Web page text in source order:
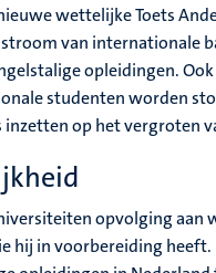
wettelijke Toets
van internationale
opleidingen.
studenten worden
op het vergroten
opvolging aan
hij in voorbereiding